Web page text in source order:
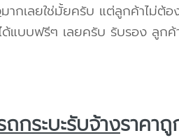
มากเลยใช่มั้ยครับ แต่ลูกค้าไม่ต้
ด้แบบฟรีๆ เลยครับ รับรอง ลูกค้
ถกระบะรับจ้างราคา